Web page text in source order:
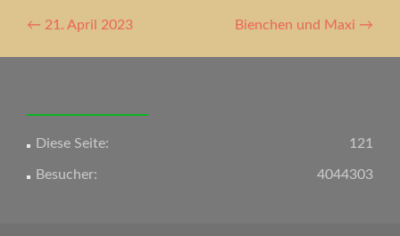
Artikel-
Navigation
← 21. April 2023 Bienchen und Maxi →
121
Diese Seite:
4044303
Besucher: